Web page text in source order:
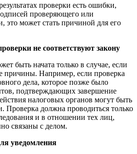
проверки есть ошибки,
проверяющего или
это может стать причиной для его
не соответствуют закону
быть начата только в случае, если
причины. Например, если проверка
дела, которое позже было
подтверждающих завершение
налоговых органов могут быть
Проверка должна проводиться только
и в отношении тех лиц,
связаны с делом.
уведомления